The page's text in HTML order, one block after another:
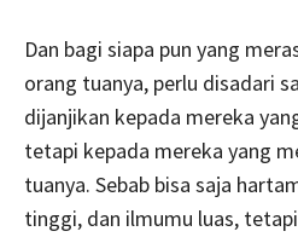
Dan bagi siapa pun yang
orang tuanya, perlu disadari
dijanjikan kepada mereka
tetapi kepada mereka yang
tuanya. Sebab bisa saja
tinggi, dan ilmumu luas,